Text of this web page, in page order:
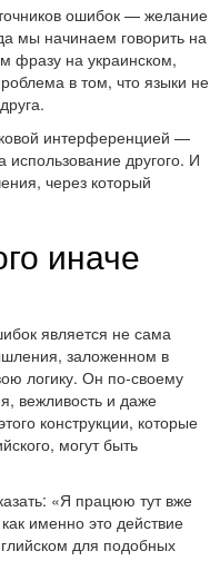
ошибок — желание
мы начинаем говорить на
фразу на украинском,
в том, что языки не
интерференцией —
использование другого. И
через который
иначе
является не сама
заложенном в
логику. Он по-своему
вежливость и даже
конструкции, которые
могут быть
«Я працюю тут вже
именно это действие
для подобных